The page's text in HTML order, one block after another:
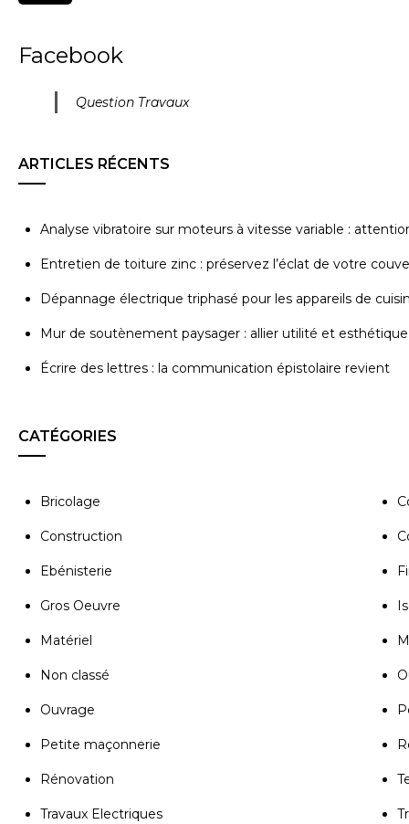
Facebook
Question Travaux
ARTICLES RÉCENTS
Analyse vibratoire sur moteurs à vitesse variable :
Entretien de toiture zinc : préservez l’éclat de votre
Dépannage électrique triphasé pour les appareils de
Mur de soutènement paysager : allier utilité et esthétique
Écrire des lettres : la communication épistolaire revient
CATÉGORIES
Bricolage
Construction
Ebénisterie
Gros Oeuvre
Matériel
Non classé
Ouvrage
Petite maçonnerie
Rénovation
Travaux Electriques